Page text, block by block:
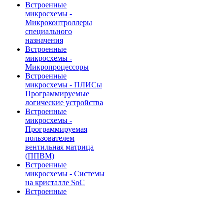
Встроенные
микросхемы -
Микроконтроллеры
специального
назначения
Встроенные
микросхемы -
Микропроцессоры
Встроенные
микросхемы - ПЛИСы
Программируемые
логические устройства
Встроенные
микросхемы -
Программируемая
пользователем
вентильная матрица
(ППВМ)
Встроенные
микросхемы - Системы
на кристалле SoC
Встроенные